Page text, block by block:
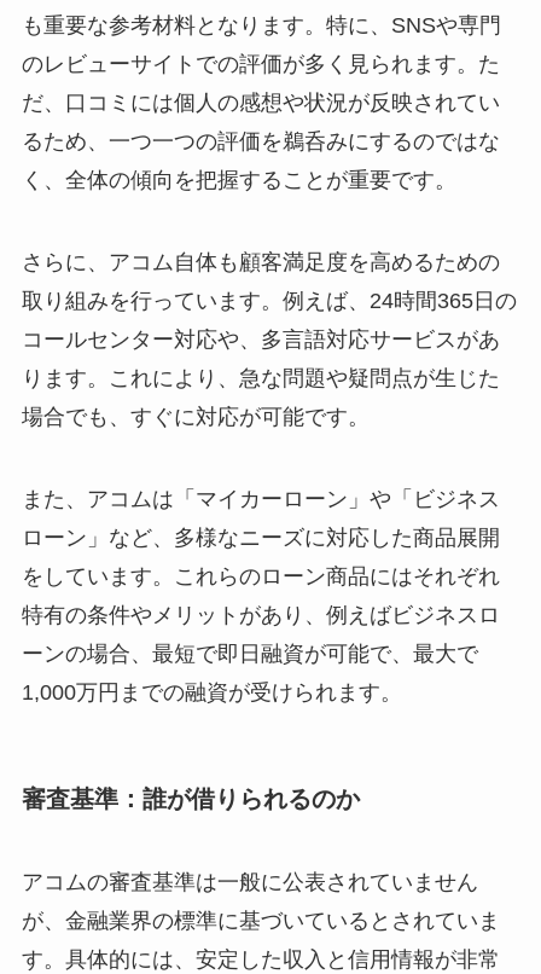
も重要な参考材料となります。特に、SNSや専門
のレビューサイトでの評価が多く見られます。た
だ、口コミには個人の感想や状況が反映されてい
るため、一つ一つの評価を鵜呑みにするのではな
く、全体の傾向を把握することが重要です。
さらに、アコム自体も顧客満足度を高めるための
取り組みを行っています。例えば、24時間365日の
コールセンター対応や、多言語対応サービスがあ
ります。これにより、急な問題や疑問点が生じた
場合でも、すぐに対応が可能です。
また、アコムは「マイカーローン」や「ビジネス
ローン」など、多様なニーズに対応した商品展開
をしています。これらのローン商品にはそれぞれ
特有の条件やメリットがあり、例えばビジネスロ
ーンの場合、最短で即日融資が可能で、最大で
1,000万円までの融資が受けられます。
審査基準：誰が借りられるのか
アコムの審査基準は一般に公表されていません
が、金融業界の標準に基づいているとされていま
す。具体的には、安定した収入と信用情報が非常